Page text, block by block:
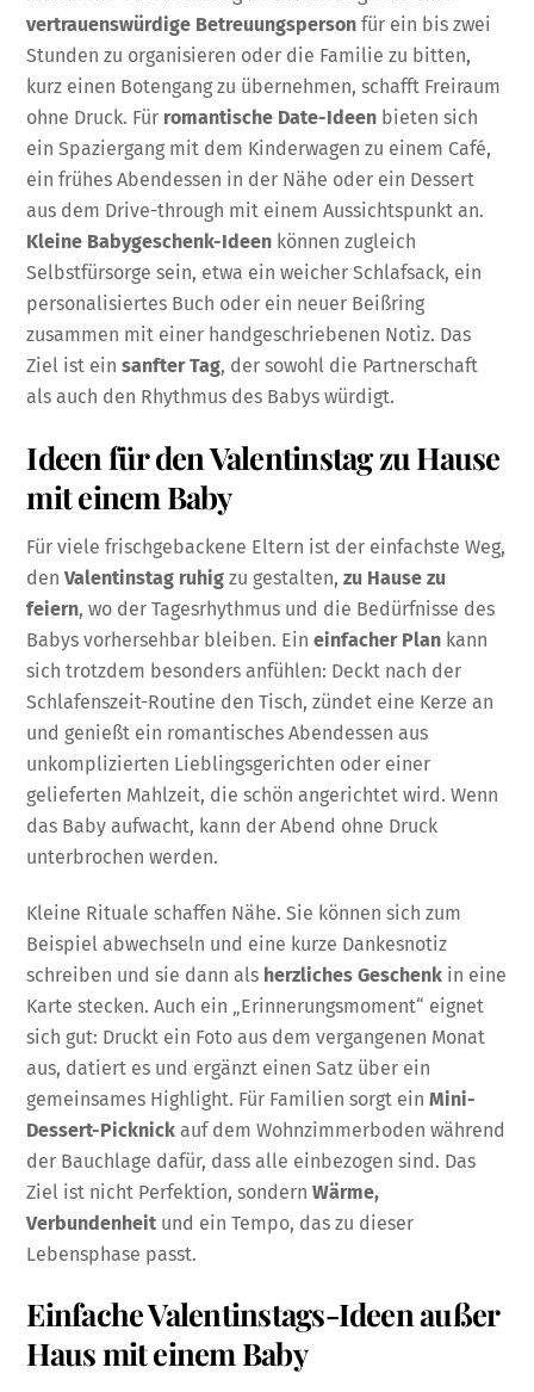
vertrauenswürdige Betreuungsperson für ein bis zwei
Stunden zu organisieren oder die Familie zu bitten,
kurz einen Botengang zu übernehmen, schafft Freiraum
ohne Druck. Für romantische Date-Ideen bieten sich
ein Spaziergang mit dem Kinderwagen zu einem Café,
ein frühes Abendessen in der Nähe oder ein Dessert
aus dem Drive-through mit einem Aussichtspunkt an.
Kleine Babygeschenk-Ideen können zugleich
Selbstfürsorge sein, etwa ein weicher Schlafsack, ein
personalisiertes Buch oder ein neuer Beißring
zusammen mit einer handgeschriebenen Notiz. Das
Ziel ist einsanfter Tag, der sowohl die Partnerschaft
als auch den Rhythmus des Babys würdigt.
Ideen für den Valentinstag zu Hause
mit einem Baby
Für viele frischgebackene Eltern ist der einfachste Weg,
denValentinstag ruhig zu gestalten,zu Hause zu
feiern, wo der Tagesrhythmus und die Bedürfnisse des
Babys vorhersehbar bleiben. Eineinfacher Plan kann
sich trotzdem besonders anfühlen: Deckt nach der
Schlafenszeit-Routine den Tisch, zündet eine Kerze an
und genießt ein romantisches Abendessen aus
unkomplizierten Lieblingsgerichten oder einer
gelieferten Mahlzeit, die schön angerichtet wird. Wenn
das Baby aufwacht, kann der Abend ohne Druck
unterbrochen werden.
Kleine Rituale schaffen Nähe. Sie können sich zum
Beispiel abwechseln und eine kurze Dankesnotiz
schreiben und sie dann als herzliches Geschenk in eine
Karte stecken. Auch ein „Erinnerungsmoment“ eignet
sich gut: Druckt ein Foto aus dem vergangenen Monat
aus, datiert es und ergänzt einen Satz über ein
gemeinsames Highlight. Für Familien sorgt einMini-
Dessert-Picknick auf dem Wohnzimmerboden während
der Bauchlage dafür, dass alle einbezogen sind. Das
Ziel ist nicht Perfektion, sondernWärme,
Verbundenheit und ein Tempo, das zu dieser
Lebensphase passt.
Einfache Valentinstags-Ideen außer
Haus mit einem Baby